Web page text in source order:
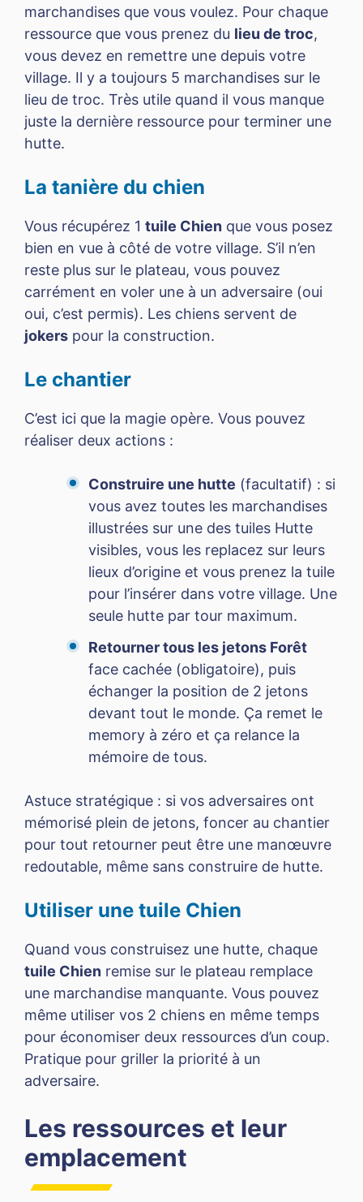
marchandises que vous voulez. Pour chaque
ressource que vous prenez du lieu de troc,
vous devez en remettre une depuis votre
village. Il y a toujours 5 marchandises sur le
lieu de troc. Très utile quand il vous manque
juste la dernière ressource pour terminer une
hutte.
La tanière du chien
Vous récupérez 1 tuile Chien que vous posez
bien en vue à côté de votre village. S’il n’en
reste plus sur le plateau, vous pouvez
carrément en voler une à un adversaire (oui
oui, c’est permis). Les chiens servent de
jokers pour la construction.
Le chantier
C’est ici que la magie opère. Vous pouvez
réaliser deux actions :
Construire une hutte (facultatif) : si
vous avez toutes les marchandises
illustrées sur une des tuiles Hutte
visibles, vous les replacez sur leurs
lieux d’origine et vous prenez la tuile
pour l’insérer dans votre village. Une
seule hutte par tour maximum.
Retourner tous les jetons Forêt
face cachée (obligatoire), puis
échanger la position de 2 jetons
devant tout le monde. Ça remet le
memory à zéro et ça relance la
mémoire de tous.
Astuce stratégique : si vos adversaires ont
mémorisé plein de jetons, foncer au chantier
pour tout retourner peut être une manœuvre
redoutable, même sans construire de hutte.
Utiliser une tuile Chien
Quand vous construisez une hutte, chaque
tuile Chien remise sur le plateau remplace
une marchandise manquante. Vous pouvez
même utiliser vos 2 chiens en même temps
pour économiser deux ressources d’un coup.
Pratique pour griller la priorité à un
adversaire.
Les ressources et leur
emplacement